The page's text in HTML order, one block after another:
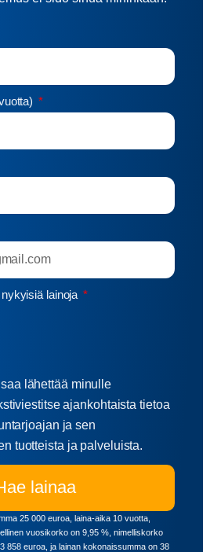
lainoja
lähettää minulle
ajankohtaista tietoa
ja sen
tuotteista ja palveluista.
lainaa
25 000 euroa, laina-aika 10 vuotta,
vuosikorko on 9,95 %, nimelliskorko
858 euroa, ja lainan kokonaissumma on 38